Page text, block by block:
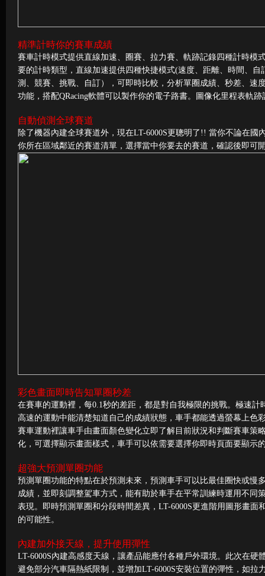
精準計時你的賽車成績
賽車計時模式提供直線加速、圈賽、拉力賽、軌跡記錄四種計時模
要的計時類型，直線加速提供四種快捷模式(速度、距離、時間、
測、競賽、挑戰、自訂），可即時比較，分析單圈成績、秒差、速
功能，搭配QRacing軟體可以製作你的電子路書。圖像化里程表軌
自動偵測全球賽道
除了機器內建全球賽道外，現在LT-6000S更聰明了!! 當你不論在
你所在區域鄰近的賽道清單，選擇當中你要去的賽道，確認後即可
彩色畫面即時告知單圈秒差
在賽車的運動裡，每0.1秒的差距，都是對自我極限的挑戰。極速計
高速的運動中能清楚知道自己的成績狀態，車手都能透過螢幕上
賽車運動裡讓車手由畫面顏色變化立即了解目前狀況和判斷賽車策
化，可選擇顯示畫面樣式，車手可以依需要選擇你即時頁面要顯示
超強大預測單圈功能
預測單圈功能的特點在於預測未來，預測車手可以比最佳圈快或
成績，並即刻調整駕車方式，能有助於車手在平常訓練時運用不
表現。即時預測單圈和分段時間差異，LT-6000S更進階用圖形畫
的可能性。
內建加外接天線，提升使用彈性
LT-6000S內建高感度天線，讓產品能應付各種戶外環境。此次在
避免部分汽車隔熱紙限制，並增加LT-6000S安裝位置的彈性，如